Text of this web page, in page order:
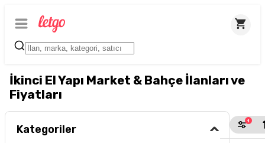
İkinci El Yapı Market & Bahçe İlanları ve
Fiyatları
Kategoriler
1